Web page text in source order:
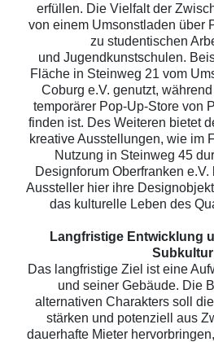
erfüllen. Die Vielfalt der
von einem Umsonstladen über
zu studentischen
und Jugendkunstschulen.
Fläche in Steinweg 21 vom
Coburg e.V. genutzt,
temporärer Pop-Up-Store von
finden ist. Des Weiteren bietet
kreative Ausstellungen, wie im
Nutzung in Steinweg 45
Designforum Oberfranken
Aussteller hier ihre
das kulturelle Leben des
Langfristige Entwicklung
Subkultur
Das langfristige Ziel ist eine
und seiner Gebäude. Die
alternativen Charakters soll
stärken und potenziell aus
dauerhafte Mieter